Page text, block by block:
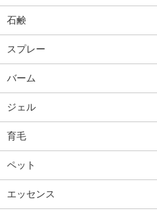
石鹸
スプレー
バーム
ジェル
育毛
ペット
エッセンス